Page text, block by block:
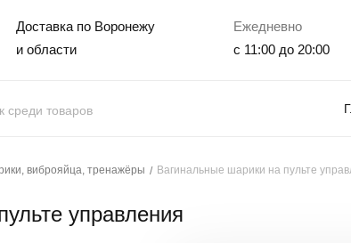
Доставка по Воронежу
и области
Ежедневно
с 11:00 до 20:00
виброяйца, тренажёры Вагинальные шарики на пульте
управления